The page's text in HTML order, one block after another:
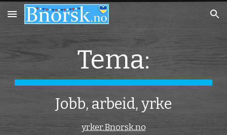
Skip to main content Skip to navigation
Tema:
Jobb, arbeid, yrke
yrker.Bnorsk.no